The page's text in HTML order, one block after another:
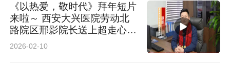
《以热爱，敬时代》拜年短片
来啦～ 西安大兴医院劳动北
路院区邢影院长送上超走心新
春祝福
2026-02-10